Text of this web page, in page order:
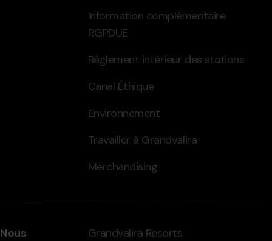
Information complémentaire
RGPDUE
Règlement intérieur des stations
Canal Éthique
Environnement
Travailler à Grandvalira
Merchandising
Nous
Grandvalira Resorts